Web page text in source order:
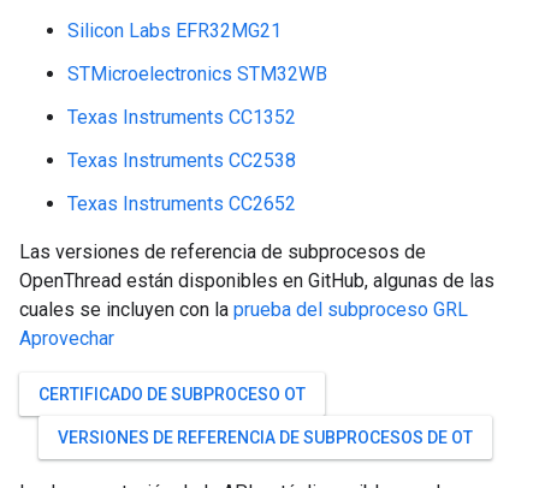
Silicon Labs EFR32MG21
STMicroelectronics STM32WB
Texas Instruments CC1352
Texas Instruments CC2538
Texas Instruments CC2652
Las versiones de referencia de subprocesos de
OpenThread están disponibles en GitHub, algunas de las
cuales se incluyen con la prueba del subproceso GRL
Aprovechar
CERTIFICADO DE SUBPROCESO OT
VERSIONES DE REFERENCIA DE SUBPROCESOS DE OT